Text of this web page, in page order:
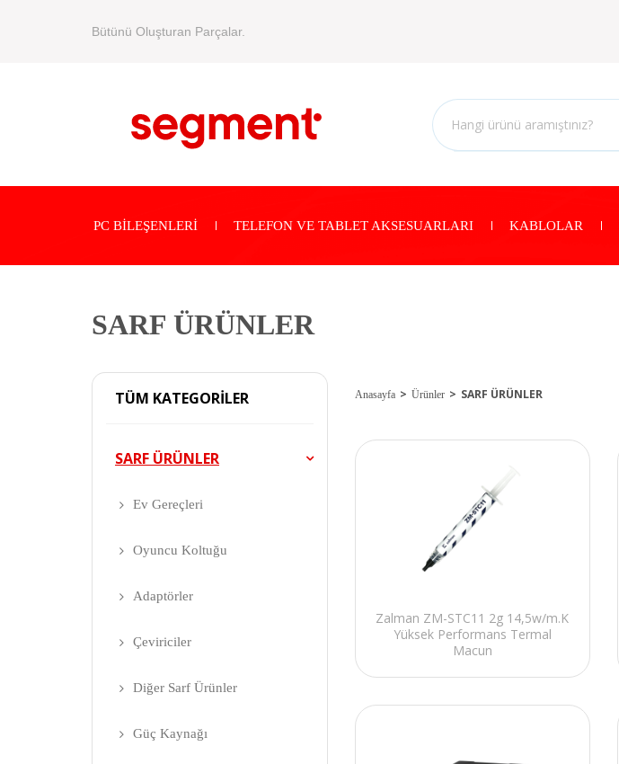
Bütünü Oluşturan Parçalar.
PC BİLEŞENLERİ TELEFON VE TABLET AKSESUARLARI KABLOLAR
SARF ÜRÜNLER
TÜM KATEGORİLER
SARF ÜRÜNLER
Ev Gereçleri
Oyuncu Koltuğu
Adaptörler
Çeviriciler
Diğer Sarf Ürünler
Güç Kaynağı
Anasayfa Ürünler SARF ÜRÜNLER
Zalman ZM-STC11 2g 14,5w/m.K
Yüksek Performans Termal
Macun